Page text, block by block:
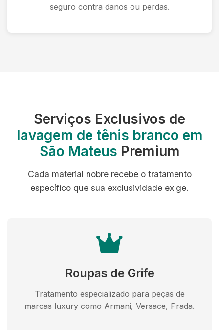
seguro contra danos ou perdas.
Serviços Exclusivos de
lavagem de tênis branco em
São Mateus Premium
Cada material nobre recebe o tratamento
específico que sua exclusividade exige.
Roupas de Grife
Tratamento especializado para peças de
marcas luxury como Armani, Versace, Prada.